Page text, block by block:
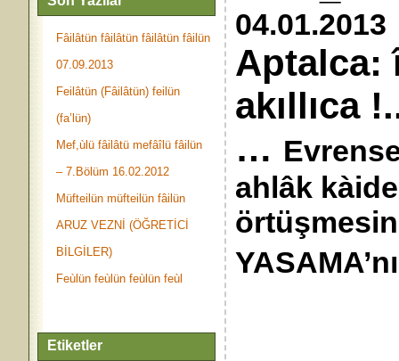
Fâilâtün fâilâtün fâilâtün fâilün
07.09.2013
Feilâtün (Fâilâtün) feilün
(fa’lün)
Mef,ùlü fâilâtü mefâîlü fâilün
– 7.Bölüm 16.02.2012
Müfteilün müfteilün fâilün
ARUZ VEZNİ (ÖĞRETİCİ
BİLGİLER)
Feùlün feùlün feùlün feùl
Etiketler
04.01.2013
Aptalca:
akıllıca
…
ahlâk